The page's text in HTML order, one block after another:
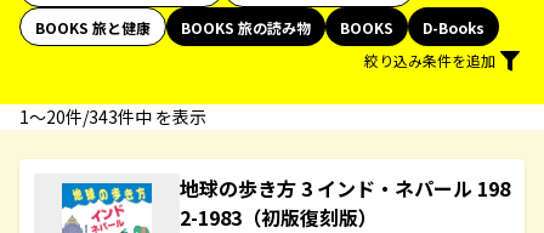
BOOKS 旅と健康
BOOKS 旅の読み物 BOOKS
D-Books
絞り込み条件を追加
1〜20件/343件中 を表示
地球の歩き方 3 インド・ネパール 198
2-1983（初版復刻版）